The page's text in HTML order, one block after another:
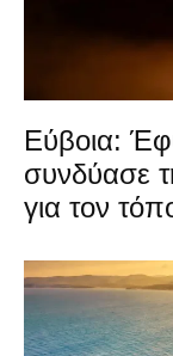
Εύβοια:
συνδύασε
για τον